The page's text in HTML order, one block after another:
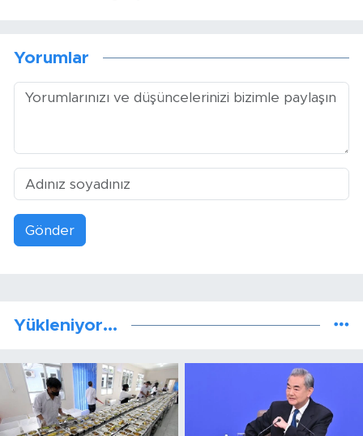
Yorumlar
Gönder
Yükleniyor...